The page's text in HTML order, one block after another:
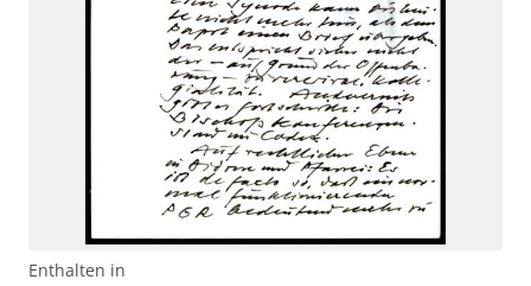
Enthalten in